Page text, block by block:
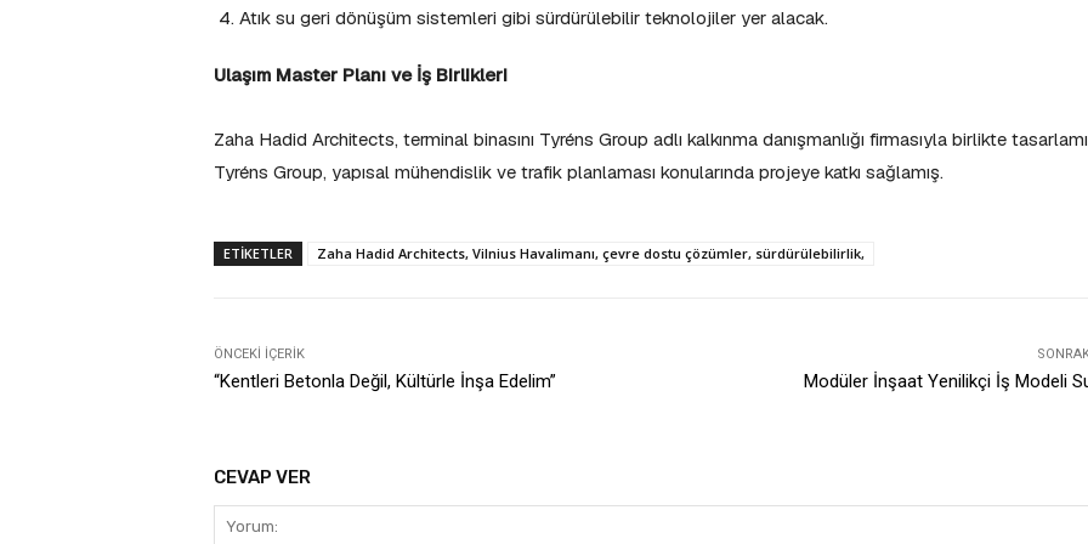
Atık su geri dönüşüm sistemleri gibi sürdürülebilir teknolojiler yer alacak.
Ulaşım Master Planı ve İş Birlikleri
Zaha Hadid Architects, terminal binasını Tyréns Group adlı kalkınma danışmanlığı firmasıyla birlikte
Tyréns Group, yapısal mühendislik ve trafik planlaması konularında projeye katkı sağlamış.
ETIKETLER Zaha Hadid Architects, Vilnius Havalimanı, çevre dostu çözümler, sürdürülebilirlik,
ÖNCEKI İÇERIK
“Kentleri Betonla Değil, Kültürle İnşa Edelim” Modüler İnşaat Yenilikçi İş Modeli
CEVAP VER